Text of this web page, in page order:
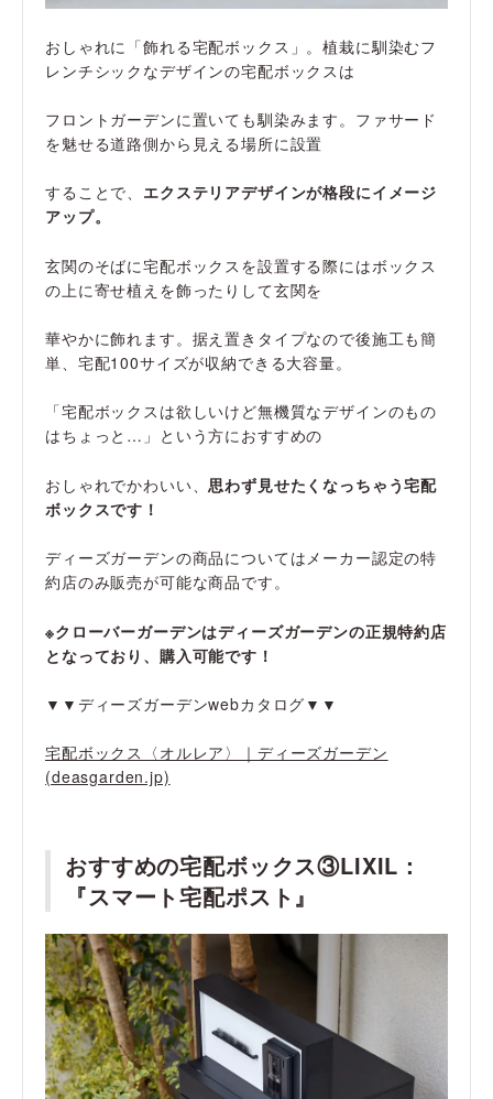
おしゃれに「飾れる宅配ボックス」。植栽に馴染むフ
レンチシックなデザインの宅配ボックスは
フロントガーデンに置いても馴染みます。ファサード
を魅せる道路側から見える場所に設置
することで、 エクステリアデザインが格段にイメージ
アップ。
玄関のそばに宅配ボックスを設置する際にはボックス
の上に寄せ植えを飾ったりして玄関を
華やかに飾れます。据え置きタイプなので後施工も簡
単、宅配100サイズが収納できる大容量。
「宅配ボックスは欲しいけど無機質なデザインのもの
はちょっと…」という方におすすめの
おしゃれでかわいい、思わず見せたくなっちゃう宅配
ボックスです！
ディーズガーデンの商品についてはメーカー認定の特
約店のみ販売が可能な商品です。
※クローバーガーデンはディーズガーデンの正規特約店
となっており、購入可能です！
▼▼ディーズガーデンwebカタログ▼▼
宅配ボックス〈オルレア〉｜ディーズガーデン
(deasgarden.jp)
おすすめの宅配ボックス③LIXIL：
『スマート宅配ポスト』